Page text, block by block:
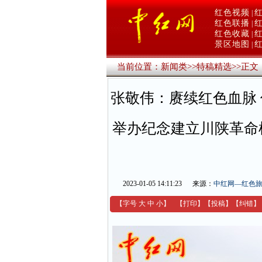
红色视频
红色联播
红色收藏
景区地图
当前位置：新闻类>>特稿精选>>正文
张敬伟：赓续红色血
举办纪念建立川陕革
2023-01-05 14:11:23 来源： 中红网—红色
【字号 大 中 小】 【打印 】 【投稿】 【纠错】